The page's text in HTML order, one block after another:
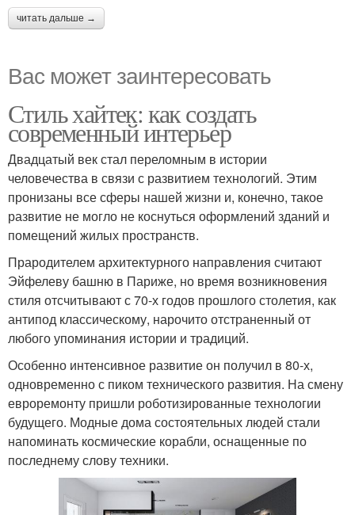
читать дальше →
Вас может заинтересовать
Стиль хайтек: как создать
современный интерьер
Двадцатый век стал переломным в истории
человечества в связи с развитием технологий. Этим
пронизаны все сферы нашей жизни и, конечно, такое
развитие не могло не коснуться оформлений зданий и
помещений жилых пространств.
Прародителем архитектурного направления считают
Эйфелеву башню в Париже, но время возникновения
стиля отсчитывают с 70-х годов прошлого столетия, как
антипод классическому, нарочито отстраненный от
любого упоминания истории и традиций.
Особенно интенсивное развитие он получил в 80-х,
одновременно с пиком технического развития. На смену
евроремонту пришли роботизированные технологии
будущего. Модные дома состоятельных людей стали
напоминать космические корабли, оснащенные по
последнему слову техники.